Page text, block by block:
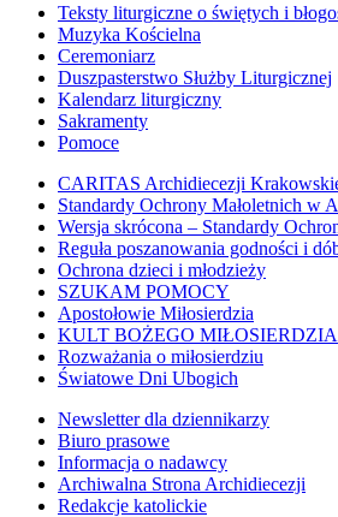
Teksty liturgiczne o świętych i
Muzyka Kościelna
Ceremoniarz
Duszpasterstwo Służby Liturgicznej
Kalendarz liturgiczny
Sakramenty
Pomoce
CARITAS Archidiecezji
Standardy Ochrony Małoletnich w
Wersja skrócona – Standardy
Reguła poszanowania godności i
Ochrona dzieci i młodzieży
SZUKAM POMOCY
Apostołowie Miłosierdzia
KULT BOŻEGO MIŁOSIERDZIA
Rozważania o miłosierdziu
Światowe Dni Ubogich
Newsletter dla dziennikarzy
Biuro prasowe
Informacja o nadawcy
Archiwalna Strona Archidiecezji
Redakcje katolickie